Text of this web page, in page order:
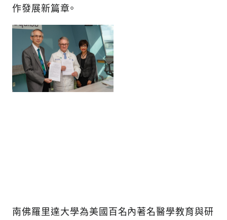
作發展新篇章。
南佛羅里達大學為美國百名內著名醫學教育與研